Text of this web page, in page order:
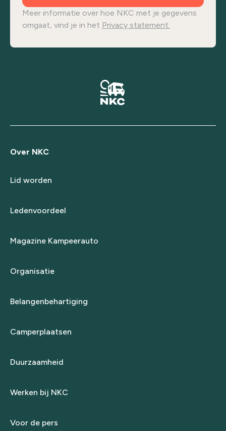
Meer informatie over hoe NKC met je gegevens
omgaat, vind je in het Privacy statement.
Over NKC
Lid worden
Ledenvoordeel
Magazine Kampeerauto
Organisatie
Belangenbehartiging
Camperplaatsen
Duurzaamheid
Werken bij NKC
Voor de pers